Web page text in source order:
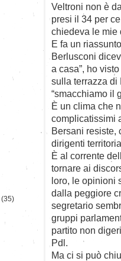
Veltroni non è
presi il 34 per
chiedeva le mie
E fa un
Berlusconi
a casa”, ho
sulla terrazza di
“smacchiamo il
È un clima che
complicatissimi
Bersani resiste,
dirigenti
È al corrente
tornare ai
loro, le opinioni
dalla peggiore
segretario
gruppi
partito non
Pdl.
Ma ci si può
(35)